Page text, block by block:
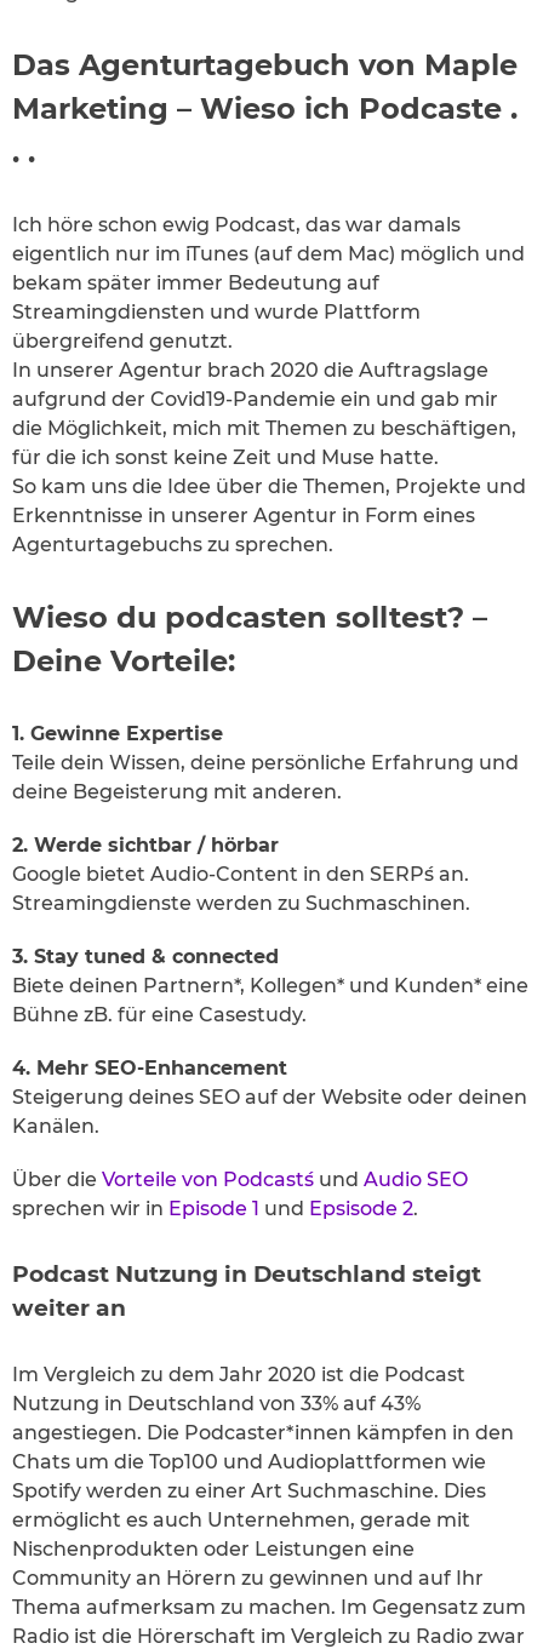
Das Agenturtagebuch von Maple
Marketing – Wieso ich Podcaste .
. .
Ich höre schon ewig Podcast, das war damals
eigentlich nur im iTunes (auf dem Mac) möglich und
bekam später immer Bedeutung auf
Streamingdiensten und wurde Plattform
übergreifend genutzt.
In unserer Agentur brach 2020 die Auftragslage
aufgrund der Covid19-Pandemie ein und gab mir
die Möglichkeit, mich mit Themen zu beschäftigen,
für die ich sonst keine Zeit und Muse hatte.
So kam uns die Idee über die Themen, Projekte und
Erkenntnisse in unserer Agentur in Form eines
Agenturtagebuchs zu sprechen.
Wieso du podcasten solltest? –
Deine Vorteile:
1. Gewinne Expertise
Teile dein Wissen, deine persönliche Erfahrung und
deine Begeisterung mit anderen.
2. Werde sichtbar / hörbar
Google bietet Audio-Content in den SERP´s an.
Streamingdienste werden zu Suchmaschinen.
3. Stay tuned & connected
Biete deinen Partnern*, Kollegen* und Kunden* eine
Bühne zB. für eine Casestudy.
4. Mehr SEO-Enhancement
Steigerung deines SEO auf der Website oder deinen
Kanälen.
Über die Vorteile von Podcast´s und Audio SEO
sprechen wir in Episode 1 und Epsisode 2.
Podcast Nutzung in Deutschland steigt
weiter an
Im Vergleich zu dem Jahr 2020 ist die Podcast
Nutzung in Deutschland von 33% auf 43%
angestiegen. Die Podcaster*innen kämpfen in den
Chats um die Top100 und Audioplattformen wie
Spotify werden zu einer Art Suchmaschine. Dies
ermöglicht es auch Unternehmen, gerade mit
Nischenprodukten oder Leistungen eine
Community an Hörern zu gewinnen und auf Ihr
Thema aufmerksam zu machen. Im Gegensatz zum
Radio ist die Hörerschaft im Vergleich zu Radio zwar